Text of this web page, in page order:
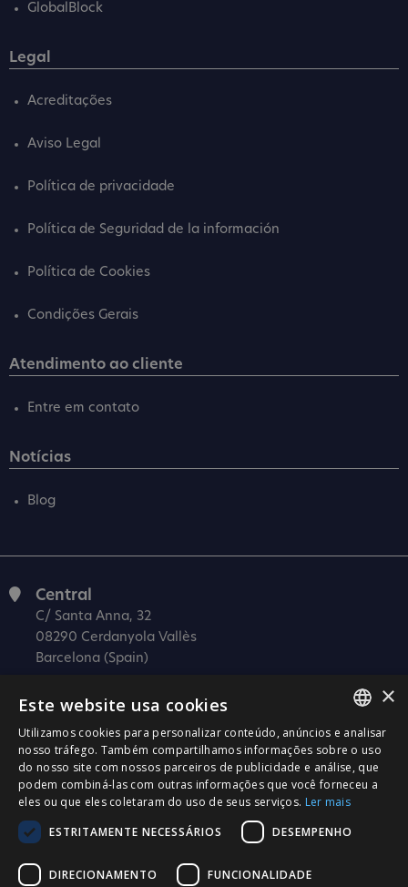
GlobalBlock
Legal
Acreditações
Aviso Legal
Política de privacidade
Política de Seguridad de la información
Política de Cookies
Condições Gerais
Atendimento ao cliente
Entre em contato
Notícias
Blog
Central
C/ Santa Anna, 32
08290 Cerdanyola Vallès
Barcelona (Spain)
C/ Josep Estivill, 11-13
08027 Barcelona
(Spain)
Madrid
C/ Méndez Álvaro 20, oficina 440
28045 Madrid
(Spain)
SPANISH
CATALÀ
ENGLISH
PORTUGUESE
×
Este website usa cookies
Utilizamos cookies para personalizar conteúdo, anúncios e analisar
nosso tráfego. Também compartilhamos informações sobre o uso
do nosso site com nossos parceiros de publicidade e análise, que
podem combiná-las com outras informações que você forneceu a
eles ou que eles coletaram do uso de seus serviços. Ler mais
ESTRITAMENTE NECESSÁRIOS
DESEMPENHO
DIRECIONAMENTO FUNCIONALIDADE